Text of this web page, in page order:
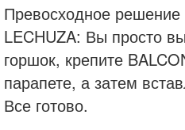
Превосходное
LECHUZA: Вы просто
горшок, крепите
парапете, а затем
Все готово.